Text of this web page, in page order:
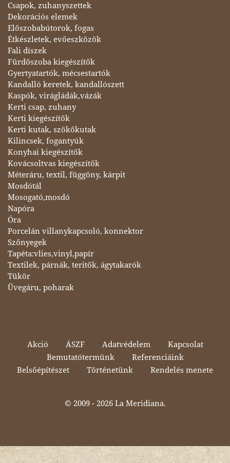
Csapok, zuhanyszettek
Dekorációs elemek
Előszobabútorok, fogas
Étkészletek, evőeszközök
Fali díszek
Fürdőszoba kiegészítők
Gyertyatartók, mécsestartók
Kandalló keretek, kandallószett
Kaspók, virágládák,vázák
Kerti csap, zuhany
Kerti kiegészítők
Kerti kutak, szökőkutak
Kilincsek, fogantyúk
Konyhai kiegészítők
Kovácsoltvas kiegészítők
Méteráru, textil, függöny, kárpit
Mosdótál
Mosogató,mosdó
Napóra
Óra
Porcelán villanykapcsoló, konnektor
Szőnyegek
Tapéta:vlies,vinyl,papír
Textilek, párnák, teritők, ágytakarók
Tükör
Üvegáru, poharak
Akció ÁSZF Adatvédelem
Kapcsolat
Bemutatótermünk
Referenciáink
Belsőépítészet
Történetünk Rendelés menete
© 2009 - 2026 La Meridiana.